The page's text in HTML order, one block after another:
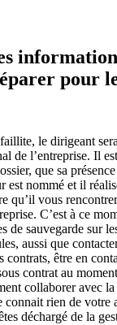
pour
le dirigeant
de l’entreprise. Il
que sa
est nommé et il
qu’il vous
C’est à ce
de sauvegarde sur
aussi que
contrats, être en
contrat au
collaborer avec
connait rien de votre
déchargé de la